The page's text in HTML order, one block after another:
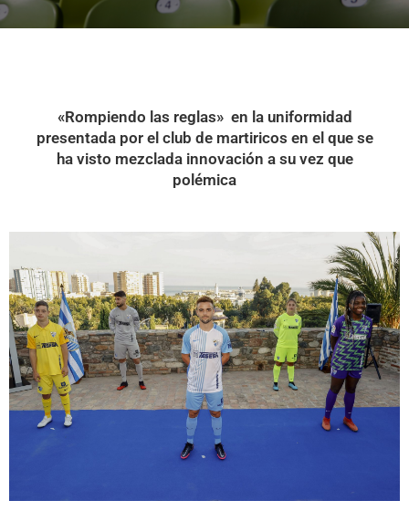
«Rompiendo las reglas» en la uniformidad
presentada por el club de martiricos en el que se
ha visto mezclada innovación a su vez que
polémica